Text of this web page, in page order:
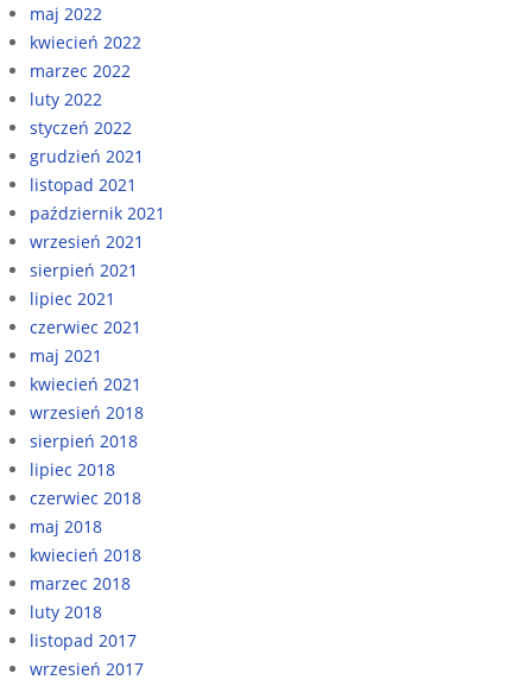
maj 2022
kwiecień 2022
marzec 2022
luty 2022
styczeń 2022
grudzień 2021
listopad 2021
październik 2021
wrzesień 2021
sierpień 2021
lipiec 2021
czerwiec 2021
maj 2021
kwiecień 2021
wrzesień 2018
sierpień 2018
lipiec 2018
czerwiec 2018
maj 2018
kwiecień 2018
marzec 2018
luty 2018
listopad 2017
wrzesień 2017